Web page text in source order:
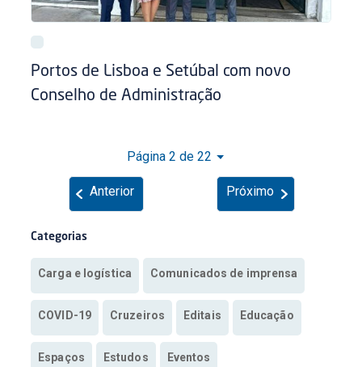
Portos de Lisboa e Setúbal com novo
Conselho de Administração
Página 2 de 22
Anterior Próximo
Categorias
Carga e logística Comunicados de imprensa
COVID-19 Cruzeiros Editais Educação
Espaços Estudos Eventos